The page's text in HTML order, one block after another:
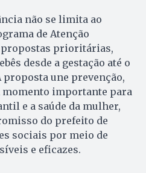
não se limita ao
de Atenção
propostas prioritárias,
desde a gestação até o
une prevenção,
momento importante para
e a saúde da mulher,
do prefeito de
sociais por meio de
e eficazes.